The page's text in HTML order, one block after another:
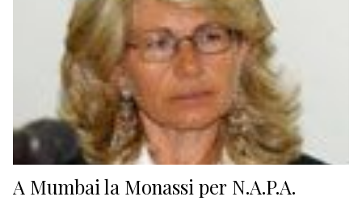
A Mumbai la Monassi per N.A.P.A.